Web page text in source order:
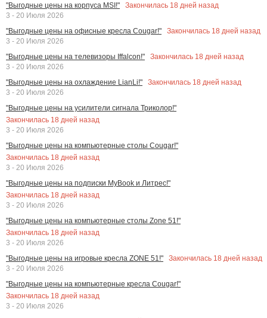
"Выгодные цены на корпуса MSI!" Закончилась 18 дней назад
3 - 20 Июля 2026
"Выгодные цены на офисные кресла Cougar!"
Закончилась 18 дней назад
3 - 20 Июля 2026
"Выгодные цены на телевизоры Iffalcon!"
Закончилась 18 дней назад
3 - 20 Июля 2026
"Выгодные цены на охлаждение LianLi!"
Закончилась 18 дней назад
3 - 20 Июля 2026
"Выгодные цены на усилители сигнала Триколор!"
Закончилась 18 дней назад
3 - 20 Июля 2026
"Выгодные цены на компьютерные столы Cougar!"
Закончилась 18 дней назад
3 - 20 Июля 2026
"Выгодные цены на подписки MyBook и Литрес!"
Закончилась 18 дней назад
3 - 20 Июля 2026
"Выгодные цены на компьютерные столы Zone 51!"
Закончилась 18 дней назад
3 - 20 Июля 2026
"Выгодные цены на игровые кресла ZONE 51!"
Закончилась 18 дней назад
3 - 20 Июля 2026
"Выгодные цены на компьютерные кресла Cougar!"
Закончилась 18 дней назад
3 - 20 Июля 2026